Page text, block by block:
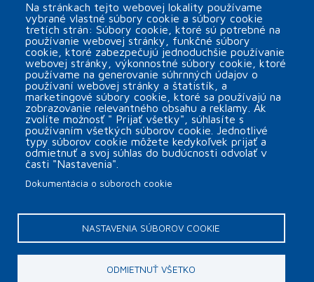
EMBA 160 použitý in-line FFG - casemaker
arrow_forward
Na stránkach tejto webovej lokality používame
vybrané vlastné súbory cookie a súbory cookie
tretích strán: Súbory cookie, ktoré sú potrebné na
používanie webovej stránky, funkčné súbory
cookie, ktoré zabezpečujú jednoduchšie používanie
webovej stránky, výkonnostné súbory cookie, ktoré
používame na generovanie súhrnných údajov o
používaní webovej stránky a štatistík, a
marketingové súbory cookie, ktoré sa používajú na
zobrazovanie relevantného obsahu a reklamy. Ak
zvolíte možnosť " Prijať všetky", súhlasíte s
používaním všetkých súborov cookie. Jednotlivé
typy súborov cookie môžete kedykoľvek prijať a
odmietnuť a svoj súhlas do budúcnosti odvolať v
časti "Nastavenia".
Dokumentácia o súboroch cookie
NASTAVENIA SÚBOROV COOKIE
ODMIETNUŤ VŠETKO
PätaKontakt Nastavenia súborov cookie
Copyright © 2026 MINOR Plus, s.r.o.
webdesign by